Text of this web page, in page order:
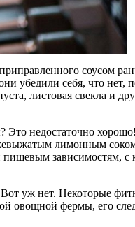
соусом
убедили себя, что
листовая свекла и
недостаточно
лимонным
зависимостям,
уж нет. Некоторые
овощной фермы, его